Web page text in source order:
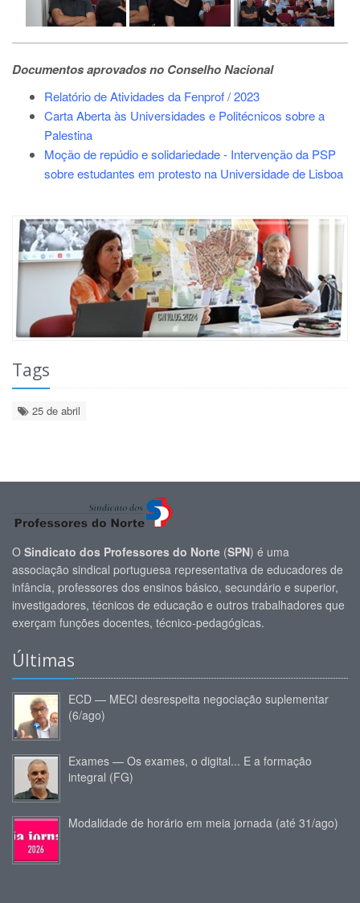
Documentos aprovados no Conselho Nacional
Relatório de Atividades da Fenprof / 2023
Carta Aberta às Universidades e Politécnicos sobre a
Palestina
Moção de repúdio e solidariedade - Intervenção da PSP
sobre estudantes em protesto na Universidade de Lisboa
Tags
25 de abril
O Sindicato dos Professores do Norte (SPN) é uma
associação sindical portuguesa representativa de educadores de
infância, professores dos ensinos básico, secundário e superior,
investigadores, técnicos de educação e outros trabalhadores que
exerçam funções docentes, técnico-pedagógicas.
Últimas
ECD — MECI desrespeita negociação suplementar
(6/ago)
Exames — Os exames, o digital... E a formação
integral (FG)
Modalidade de horário em meia jornada (até 31/ago)